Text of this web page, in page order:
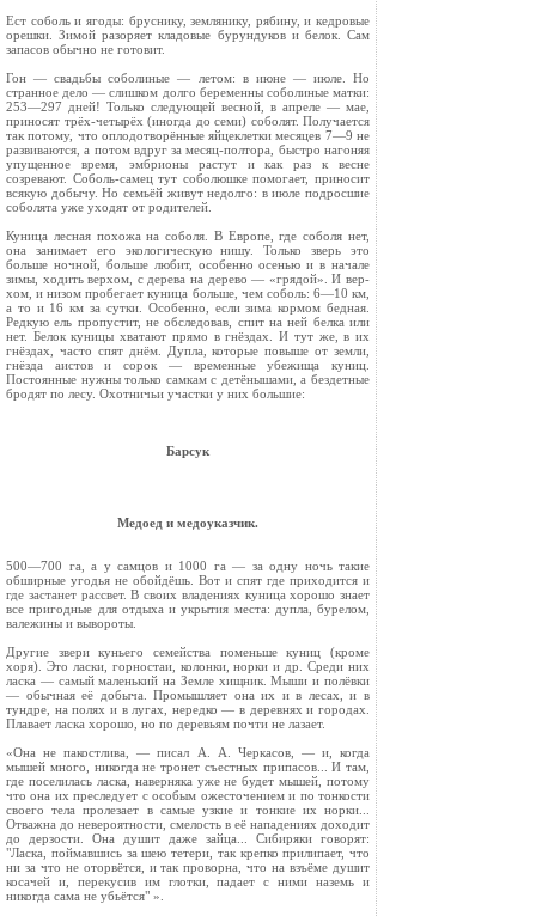
Ест соболь и ягоды: бруснику, землянику, рябину, и кедровые
орешки. Зимой разоряет кладовые бурундуков и белок. Сам
запасов обыч­но не готовит.
Гон — свадьбы соболиные — летом: в июне — июле. Но
странное дело — слишком долго бере­менны соболиные матки:
253—297 дней! Только следующей весной, в апреле — мае,
приносят трёх-четырёх (иногда до семи) соболят. Получа­ется
так потому, что оплодотворённые яйце­клетки месяцев 7—9 не
развиваются, а потом вдруг за месяц-полтора, быстро нагоняя
упущен­ное время, эмбрионы растут и как раз к весне
созревают. Соболь-самец тут соболюшке помога­ет, приносит
всякую добычу. Но семьёй живут недолго: в июле подросшие
соболята уже уходят от родителей.
Куница лесная похожа на соболя. В Европе, где соболя нет,
она занимает его экологическую нишу. Только зверь это
больше ночной, больше любит, особенно осенью и в начале
зимы, ходить верхом, с дерева на дерево — «грядой». И вер­
хом, и низом пробегает куница больше, чем соболь: 6—10 км,
а то и 16 км за сутки. Особен­но, если зима кормом бедная.
Редкую ель про­пустит, не обследовав, спит на ней белка или
нет. Белок куницы хватают прямо в гнёздах. И тут же, в их
гнёздах, часто спят днём. Дупла, кото­рые повыше от земли,
гнёзда аистов и сорок — временные убежища куниц.
Постоянные нужны только самкам с детёнышами, а бездетные
бро­дят по лесу. Охотничьи участки у них большие:
Барсук
Медоед и медоуказчик.
500—700 га, а у самцов и 1000 га — за одну ночь такие
обширные угодья не обойдёшь. Вот и спят где приходится и
где застанет рассвет. В своих владениях куница хорошо знает
все пригодные для отдыха и укрытия места: дупла, бурелом,
валежины и вывороты.
Другие звери куньего семейства поменьше куниц (кроме
хоря). Это ласки, горностаи, колонки, норки и др. Среди них
ласка — самый маленький на Земле хищник. Мыши и полёвки
— обычная её добыча. Промышляет она их и в лесах, и в
тундре, на полях и в лугах, нередко — в деревнях и городах.
Плавает ласка хорошо, но по деревьям почти не лазает.
«Она не пакостлива, — писал А. А. Черкасов, — и, когда
мышей много, никогда не тронет съестных припасов... И там,
где поселилась ласка, наверняка уже не будет мышей, потому
что она их преследует с особым ожесточением и по тонкости
своего тела пролезает в самые узкие и тонкие их норки...
Отважна до невероятности, смелость в её нападениях доходит
до дерзости. Она душит даже зайца... Сибиряки говорят:
"Ласка, поймавшись за шею тетери, так крепко прилипает, что
ни за что не оторвётся, и так проворна, что на взъёме душит
косачей и, перекусив им глотки, падает с ними наземь и
никогда сама не убьётся" ».